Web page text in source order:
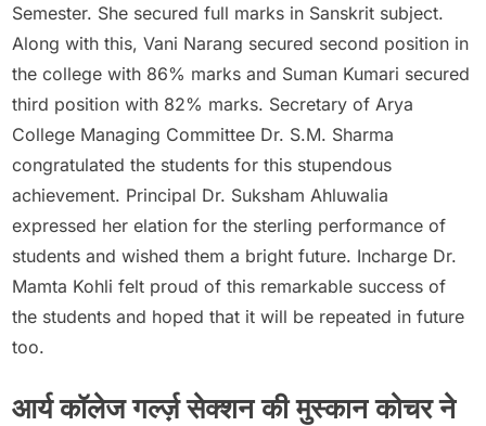
Semester. She secured full marks in Sanskrit subject.
Along with this, Vani Narang secured second position in
the college with 86% marks and Suman Kumari secured
third position with 82% marks. Secretary of Arya
College Managing Committee Dr. S.M. Sharma
congratulated the students for this stupendous
achievement. Principal Dr. Suksham Ahluwalia
expressed her elation for the sterling performance of
students and wished them a bright future. Incharge Dr.
Mamta Kohli felt proud of this remarkable success of
the students and hoped that it will be repeated in future
too.
आर्य कॉलेज गर्ल्ज़ सेक्शन की मुस्कान कोचर ने